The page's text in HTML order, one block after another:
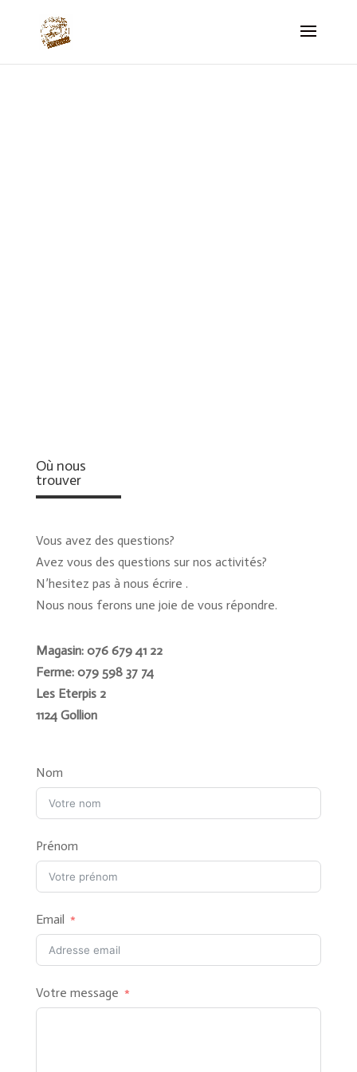
Où nous
trouver
Vous avez des questions?
Avez vous des questions sur nos activités?
N’hesitez pas à nous écrire .
Nous nous ferons une joie de vous répondre.
Magasin: 076 679 41 22
Ferme: 079 598 37 74
Les Eterpis 2
1124 Gollion
Nom
Prénom
Email
Votre message